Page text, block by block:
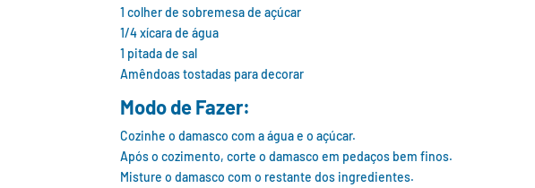
1 colher de sobremesa de açúcar
1/4 xícara de água
1 pitada de sal
Amêndoas tostadas para decorar
Modo de Fazer:
Cozinhe o damasco com a água e o açúcar.
Após o cozimento, corte o damasco em pedaços bem finos.
Misture o damasco com o restante dos ingredientes.